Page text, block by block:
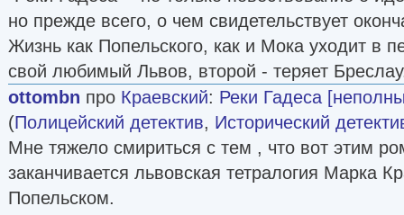
но прежде всего, о чем свидетельствует
Жизнь как Попельского, как и Мока уходит в
свой любимый Львов, второй - теряет
ottombn про Краевский: Реки Гадеса
(Полицейский детектив, Исторический
Мне тяжело смириться с тем , что вот этим
заканчивается львовская тетралогия Марка
Попельском.